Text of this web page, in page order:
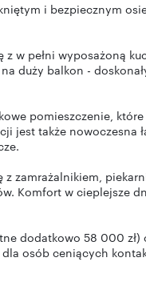
i bezpiecznym
w pełni wyposażoną
duży balkon -
pomieszczenie, które
jest także nowoczesna
zamrażalnikiem,
Komfort w cieplejsze
dodatkowo 58 000 zł)
osób ceniących